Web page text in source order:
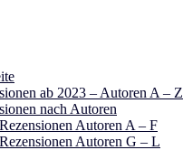
ab 2023 – Autoren A – Z
nach Autoren
Rezensionen Autoren A – F
Rezensionen Autoren G – L